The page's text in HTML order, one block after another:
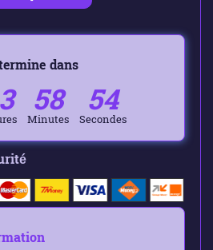
dans
58
Minutes 54
Secondes